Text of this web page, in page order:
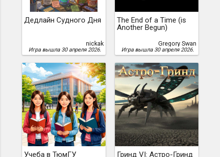
Дедлайн Судного Дня
nickak
Игра вышла 30 апреля 2026.
The End of a Time (is
Another Begun)
Gregory Swan
Игра вышла 30 апреля 2026.
Учеба в ТюмГУ Гринд VI: Астро-Гринд